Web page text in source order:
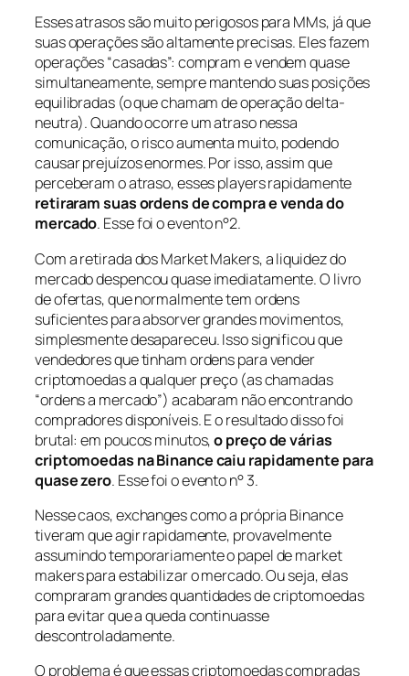
Esses atrasos são muito perigosos para MMs, já que
suas operações são altamente precisas. Eles fazem
operações “casadas”: compram e vendem quase
simultaneamente, sempre mantendo suas posições
equilibradas (o que chamam de operação delta-
neutra). Quando ocorre um atraso nessa
comunicação, o risco aumenta muito, podendo
causar prejuízos enormes. Por isso, assim que
perceberam o atraso, esses players rapidamente
retiraram suas ordens de compra e venda do
mercado. Esse foi o evento n°2.
Com a retirada dos Market Makers, a liquidez do
mercado despencou quase imediatamente. O livro
de ofertas, que normalmente tem ordens
suficientes para absorver grandes movimentos,
simplesmente desapareceu. Isso significou que
vendedores que tinham ordens para vender
criptomoedas a qualquer preço (as chamadas
“ordens a mercado”) acabaram não encontrando
compradores disponíveis. E o resultado disso foi
brutal: em poucos minutos,o preço de várias
criptomoedas na Binance caiu rapidamente para
quase zero. Esse foi o evento n° 3.
Nesse caos, exchanges como a própria Binance
tiveram que agir rapidamente, provavelmente
assumindo temporariamente o papel de market
makers para estabilizar o mercado. Ou seja, elas
compraram grandes quantidades de criptomoedas
para evitar que a queda continuasse
descontroladamente.
O problema é que essas criptomoedas compradas